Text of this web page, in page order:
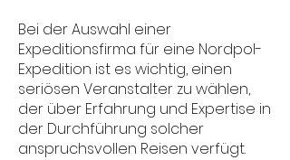
Bei der Auswahl einer
Expeditionsfirma für eine Nordpol-
Expedition ist es wichtig, einen
seriösen Veranstalter zu wählen,
der über Erfahrung und Expertise in
der Durchführung solcher
anspruchsvollen Reisen verfügt.